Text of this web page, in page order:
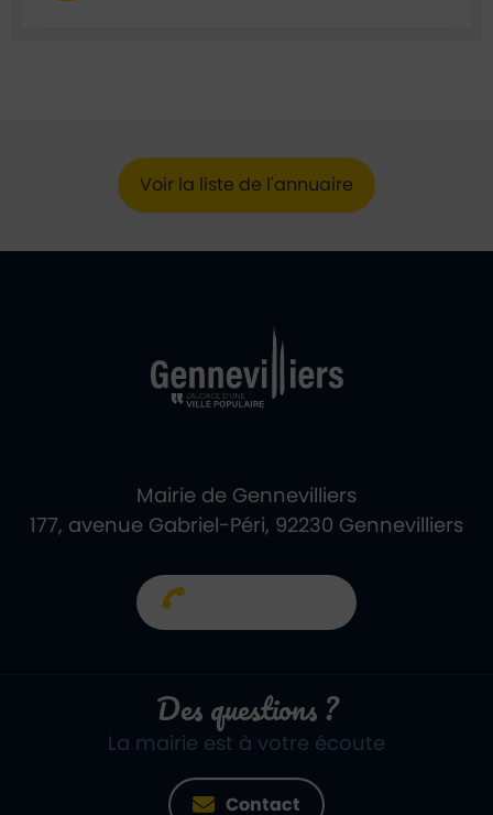
Voir la liste de l'annuaire
Mairie de Gennevilliers
177, avenue Gabriel-Péri, 92230 Gennevilliers
Des questions ?
La mairie est à votre écoute
Contact